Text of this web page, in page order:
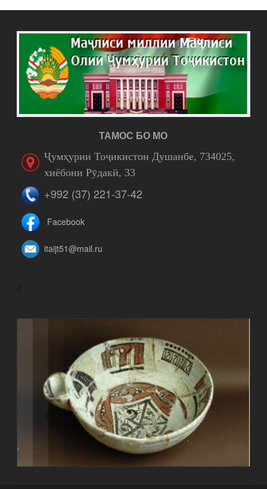
ТАМОС БО МО
Ҷумҳурии Тоҷикистон Душанбе, 734025,
хиёбони Рӯдакӣ, 33
+992 (37) 221-37-42
Facebook
itaijt51@mail.ru
//